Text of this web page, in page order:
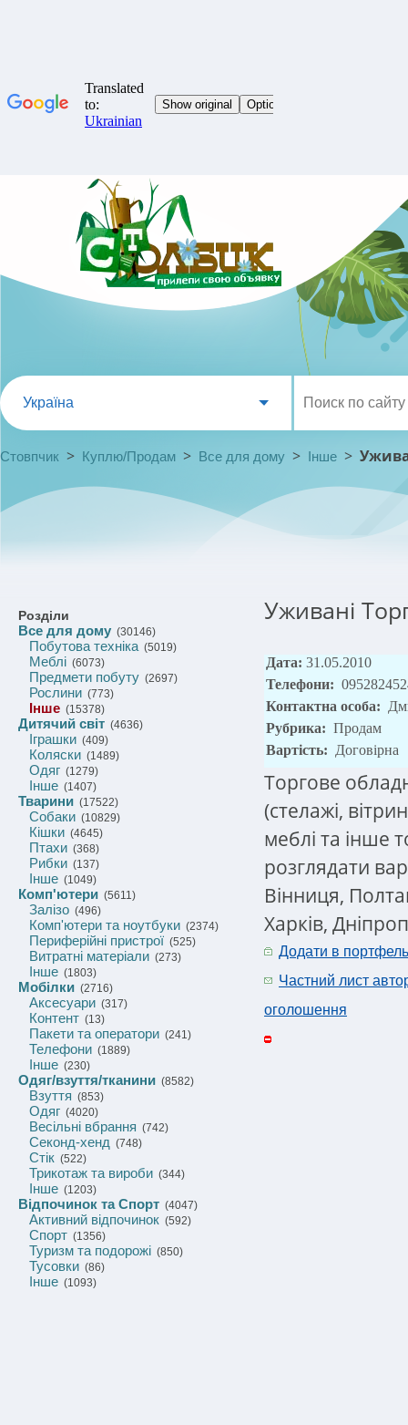
Україна
Стовпчик > Куплю/Продам > Все для дому > Інше >
Розділи
Все для дому (30146)
Побутова техніка(5019)
Меблі (6073)
Предмети побуту (2697)
Рослини (773)
Інше (15378)
Дитячий світ (4636)
Іграшки (409)
Коляски (1489)
Одяг (1279)
Інше (1407)
Тварини (17522)
Собаки (10829)
Кішки (4645)
Птахи (368)
Рибки (137)
Інше (1049)
Комп'ютери (5611)
Залізо (496)
Комп'ютери та ноутбуки (2374)
Периферійні пристрої (525)
Витратні матеріали (273)
Інше (1803)
Мобілки (2716)
Аксесуари (317)
Контент (13)
Пакети та оператори (241)
Телефони (1889)
Інше (230)
Одяг/взуття/тканини (8582)
Взуття (853)
Одяг (4020)
Весільні вбрання (742)
Секонд-хенд (748)
Стік (522)
Трикотаж та вироби (344)
Інше (1203)
Відпочинок та Спорт (4047)
Активний відпочинок (592)
Спорт (1356)
Туризм та подорожі (850)
Тусовки (86)
Інше (1093)
Уживані
Дата: 31.05.2010
Телефони:
Контактна особа:
Рубрика: Продам
Вартість: Договірна
Торгове
(стелажі,
меблі та інше
розглядати
Вінниця,
Харків,
Додати в портфель
Частний лист
оголошення